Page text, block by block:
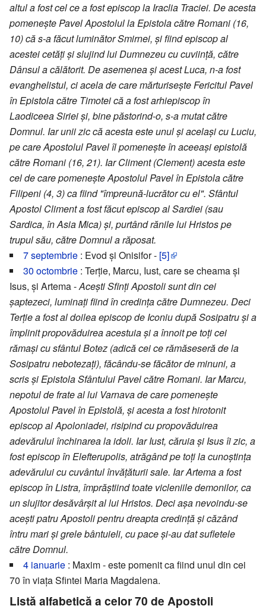
altul a fost cel ce a fost episcop la Iraclia Traciei. De acesta
pomenește Pavel Apostolul la Epistola către Romani (16,
10) că s-a făcut luminător Smirnei, și fiind episcop al
acestei cetăți și slujind lui Dumnezeu cu cuviință, către
Dânsul a călătorit. De asemenea și acest Luca, n-a fost
evanghelistul, ci acela de care mărturisește Fericitul Pavel
în Epistola către Timotei că a fost arhiepiscop în
Laodiceea Siriei și, bine păstorind-o, s-a mutat către
Domnul. Iar unii zic că acesta este unul și același cu Luciu,
pe care Apostolul Pavel îl pomenește în aceeași epistolă
către Romani (16, 21). Iar Climent (Clement) acesta este
cel de care pomenește Apostolul Pavel în Epistola către
Filipeni (4, 3) ca fiind "împreună-lucrător cu el". Sfântul
Apostol Climent a fost făcut episcop al Sardiei (sau
Sardica, în Asia Mica) și, purtând rănile lui Hristos pe
trupul său, către Domnul a răposat.
7 septembrie : Evod și Onisifor - [5]
30 octombrie : Terție, Marcu, Iust, care se cheama și
Isus, și Artema -Acești Sfinți Apostoli sunt din cei
șaptezeci, luminați fiind în credința către Dumnezeu. Deci
Terție a fost al doilea episcop de Iconiu după Sosipatru și a
împlinit propovăduirea acestuia și a înnoit pe toți cei
rămași cu sfântul Botez (adică cei ce rămăseseră de la
Sosipatru nebotezați), făcându-se făcător de minuni, a
scris și Epistola Sfântului Pavel către Romani. Iar Marcu,
nepotul de frate al lui Varnava de care pomenește
Apostolul Pavel în Epistolă, și acesta a fost hirotonit
episcop al Apoloniadei, risipind cu propovăduirea
adevărului închinarea la idoli. Iar Iust, căruia și Isus îi zic, a
fost episcop în Elefterupolis, atrăgând pe toți la cunoștința
adevărului cu cuvântul învățăturii sale. Iar Artema a fost
episcop în Listra, împrăștiind toate vicleniile demonilor, ca
un slujitor desăvârșit al lui Hristos. Deci așa nevoindu-se
acești patru Apostoli pentru dreapta credință și căzând
întru mari și grele bântuieli, cu pace și-au dat sufletele
către Domnul.
4 ianuarie : Maxim - este pomenit ca fiind unul din cei
70 în viața Sfintei Maria Magdalena.
Listă alfabetică a celor 70 de Apostoli